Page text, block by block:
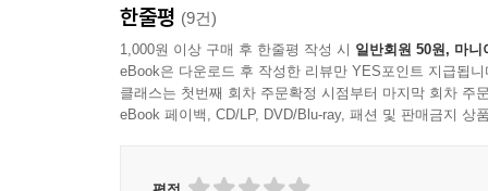
무기가 아니라는 것, 객관적 진실은 엄연히 존재
중요한 사회적 가치임을 이 책은 힘주어 주장한다.
이런 이유로 프릿 바라라는 중요한 기본적인 물
무엇인가? 독립성에는 어떤 조건이 필요한가?
실현해야 하는 이 세상이 던지는 질문들이다.
한줄평 (9건)
1,000원 이상 구매 후 한줄평 작성 시 일반회원 50원, 마니
eBook은 다운로드 후 작성한 리뷰만 YES포인트 지급됩니
클래스는 첫번째 회차 주문확정 시점부터 마지막 회차 주
eBook 페이백, CD/LP, DVD/Blu-ray, 패션 및 판매금지 상